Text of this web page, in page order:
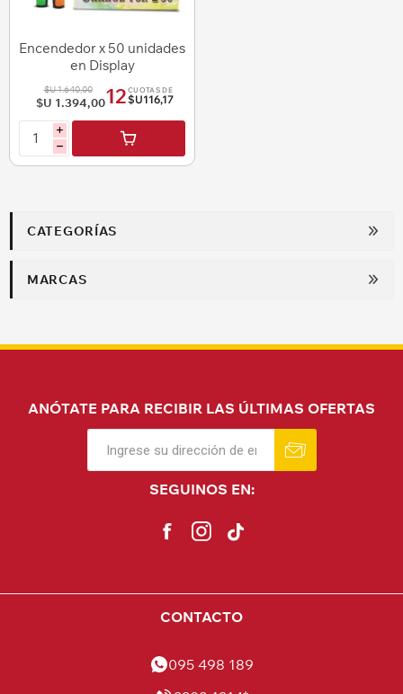
Encendedor x 50 unidades
en Display
$U 1.640,00
$U 1.394,0012 CUOTAS DE
$U116,17
i
h
CATEGORÍAS
MARCAS
ANÓTATE PARA RECIBIR LAS ÚLTIMAS OFERTAS
SEGUINOS EN:
CONTACTO
095 498 189